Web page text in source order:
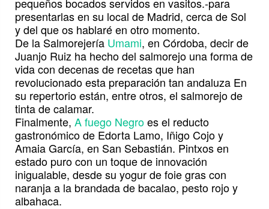
presentarlas en su local de Madrid, cerca de Sol
y del que os hablaré en otro momento.
De la Salmorejería Umami, en Córdoba, decir de
Juanjo Ruiz ha hecho del salmorejo una forma de
vida con decenas de recetas que han
revolucionado esta preparación tan andaluza En
su repertorio están, entre otros, el salmorejo de
tinta de calamar.
Finalmente, A fuego Negroes el reducto
gastronómico de Edorta Lamo, Iñigo Cojo y
Amaia García, en San Sebastián. Pintxos en
estado puro con un toque de innovación
inigualable, desde su yogur de foie gras con
naranja a la brandada de bacalao, pesto rojo y
albahaca.